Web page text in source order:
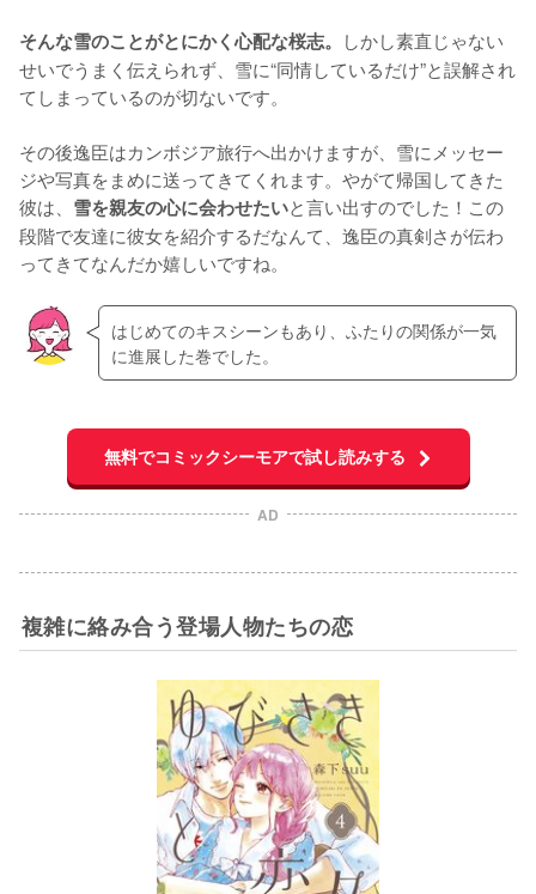
そんな雪のことがとにかく心配な桜志。 しかし素直じゃない
せいでうまく伝えられず、雪に“同情しているだけ”と誤解され
てしまっているのが切ないです。
その後逸臣はカンボジア旅行へ出かけますが、雪にメッセー
ジや写真をまめに送ってきてくれます。やがて帰国してきた
彼は、 雪を親友の心に会わせたいと言い出すのでした！この
段階で友達に彼女を紹介するだなんて、逸臣の真剣さが伝わ
ってきてなんだか嬉しいですね。
はじめてのキスシーンもあり、ふたりの関係が一気
に進展した巻でした。
無料でコミックシーモアで試し読みする
AD
複雑に絡み合う登場人物たちの恋